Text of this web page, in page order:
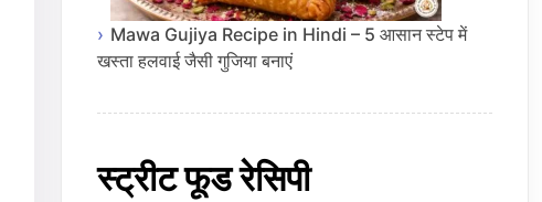
Mawa Gujiya Recipe in Hindi – 5 आसान स्टेप में
खस्ता हलवाई जैसी गुजिया बनाएं
स्ट्रीट फूड रेसिपी